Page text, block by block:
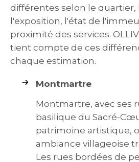
différentes selon le quartier,
l'exposition, l'état de
proximité des services.
tient compte de ces
chaque estimation.
Montmartre
Montmartre, avec ses
basilique du Sacré-
patrimoine artistique,
ambiance villageoise
Les rues bordées de